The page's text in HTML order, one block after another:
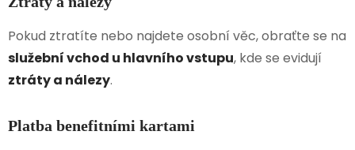
Pokud ztratíte nebo najdete osobní věc, obraťte se na
služební vchod u hlavního vstupu, kde se evidují
ztráty a nálezy.
Platba benefitními kartami